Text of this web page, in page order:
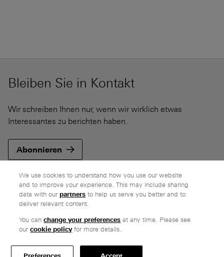
Bleiben Sie in Kontakt
Wir schreiben Ihnen nur, wenn wir wirklich etwas
Interessantes zu berichten haben.
Abonnieren
Ethos
Kundenkommentare
We use cookies to understand how you use our website
and to improve your experience. This may include sharing
data with ourpartners to help us serve you better and to
deliver relevant content.
You canchange your preferences at any time. Please see
ourcookie policyfor more details.